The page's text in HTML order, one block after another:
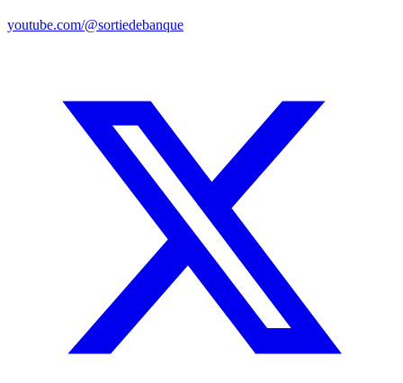
youtube.com/@sortiedebanque